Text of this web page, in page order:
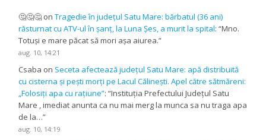
🤔🤔🤔 onTragedie în județul Satu Mare: bărbatul (36 ani)
răsturnat cu ATV-ul în șanț, la Luna Șes, a murit la spital: “Mno.
Totuși e mare păcat să mori așa aiurea.”
aug. 10, 14:21
Csaba on Seceta afectează județul Satu Mare: apă distribuită
cu cisterna și pești morți pe Lacul Călinești. Apel către sătmăreni:
„Folosiți apa cu rațiune”: “Instituția Prefectului Județul Satu
Mare , imediat anunta ca nu mai merg la munca sa nu traga apa
de la…”
aug. 10, 14:19